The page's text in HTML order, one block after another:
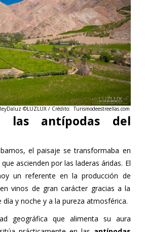
©LUZLUX/ Crédito: Turismodeestreellas.com
las antípodas del
el paisaje se transformaba en
un referente en la producción de
vinos de gran carácter gracias a la
día y noche y a la pureza atmosférica.
geográfica que alimenta su aura
visitantes hablan de una energía